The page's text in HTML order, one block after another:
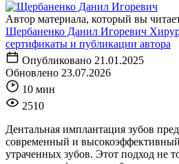
Автор материала, который вы
Щербаненко Данил Игоревич
сертификаты и публикации автора
Опубликовано 21.01.2025
Обновлено 23.07.2026
10 мин
2510
Дентальная имплантация зубов
современный и
утраченных зубов. Этот подход не